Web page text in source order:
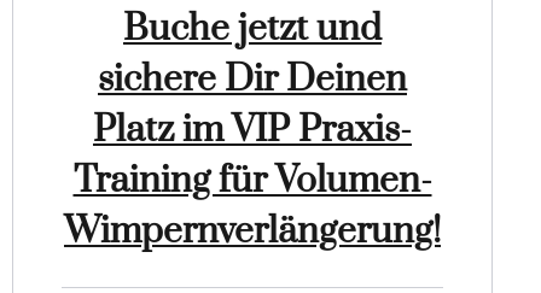
Buche jetzt und
sichere Dir Deinen
Platz im VIP Praxis-
Training für Volumen-
Wimpernverlängerung!